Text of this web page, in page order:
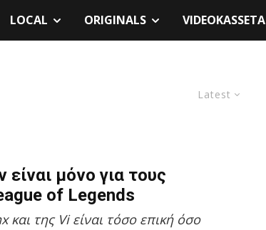
LOCAL ORIGINALS VIDEOKASSETA
Latest
είναι μόνο για τους
of Legends
και της Vi είναι τόσο επική όσο